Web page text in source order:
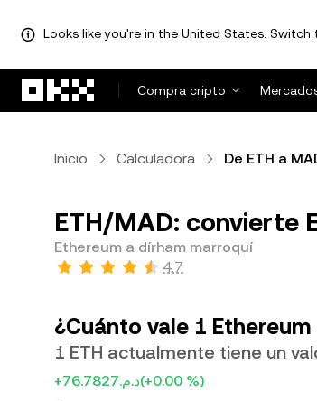
Looks like you're in the United States.
Compra cripto
Inicio Calculadora De ETH a
ETH/MAD: convierte
Ethereum a dírham marroquí
4.7
¿Cuánto vale 1
+د.م.76.7827(+0.00 %)